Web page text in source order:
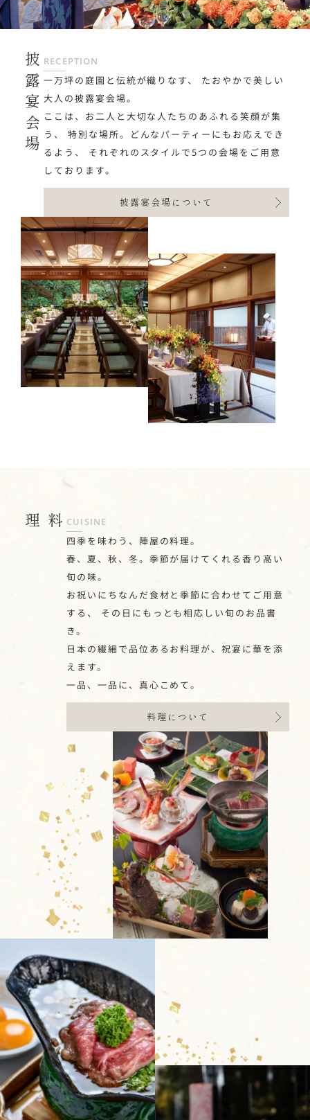
披露宴会場 RECEPTION
一万坪の庭園と伝統が織りなす、
たおやかで美しい
大人の披露宴会場。
ここは、お二人と大切な人たちのあふれる笑顔が集
う、
特別な場所。どんなパーティーにもお応えでき
るよう、
それぞれのスタイルで5つの会場をご用意
しております。
披露宴会場について
料理 CUISINE
四季を味わう、陣屋の料理。
春、夏、秋、冬。季節が届けてくれる香り高い
旬の味。
お祝いにちなんだ食材と季節に合わせてご用意
する、
その日にもっとも相応しい旬のお品書
き。
日本の繊細で品位あるお料理が、祝宴に華を添
えます。
一品、一品に、真心こめて。
料理について